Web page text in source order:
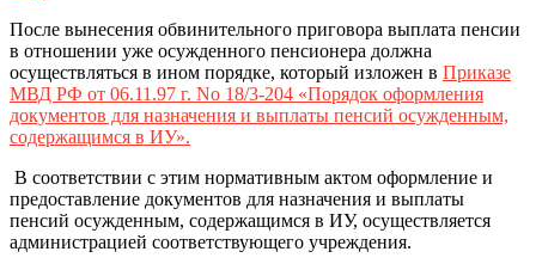
После вынесения обвинительного приговора выплата пенсии
в отношении уже осужденного пенсионера должна
осуществляться в ином порядке, который изложен в Приказе
МВД РФ от 06.11.97 г. No 18/3-204 «Порядок оформления
документов для назначения и выплаты пенсий осужденным,
содержащимся в ИУ».
В соответствии с этим нормативным актом оформление и
предоставление документов для назначения и выплаты
пенсий осужденным, содержащимся в ИУ, осуществляется
администрацией соответствующего учреждения.